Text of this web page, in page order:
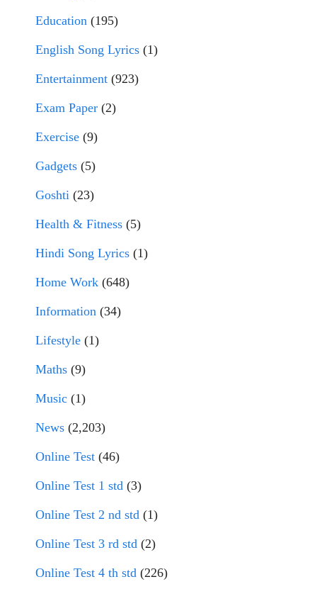
Education (195)
English Song Lyrics (1)
Entertainment (923)
Exam Paper (2)
Exercise (9)
Gadgets (5)
Goshti (23)
Health & Fitness (5)
Hindi Song Lyrics (1)
Home Work (648)
Information (34)
Lifestyle (1)
Maths (9)
Music (1)
News (2,203)
Online Test (46)
Online Test 1 std (3)
Online Test 2 nd std (1)
Online Test 3 rd std (2)
Online Test 4 th std (226)